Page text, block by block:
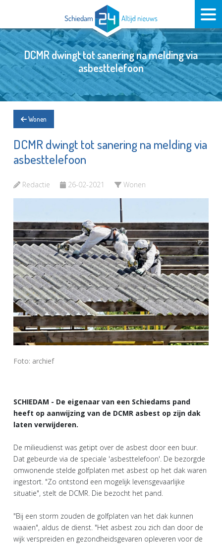
DCMR dwingt tot sanering na melding via
asbesttelefoon
Wonen
DCMR dwingt tot sanering na melding via
asbesttelefoon
Redactie 26-02-2021 Wonen
Foto: archief
SCHIEDAM - De eigenaar van een Schiedams pand
heeft op aanwijzing van de DCMR asbest op zijn dak
laten verwijderen.
De milieudienst was getipt over de asbest door een buur.
Dat gebeurde via de speciale 'asbesttelefoon'. De bezorgde
omwonende stelde golfplaten met asbest op het dak waren
ingestort. "Zo ontstond een mogelijk levensgevaarlijke
situatie", stelt de DCMR. Die bezocht het pand.
"Bij een storm zouden de golfplaten van het dak kunnen
waaien", aldus de dienst. "Het asbest zou zich dan door de
wijk verspreiden en gezondheidsgevaren opleveren voor de